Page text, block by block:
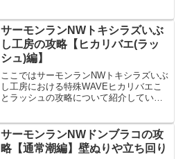
ヒカリバエの集合場所は、船尾側に向い
た時の右側の通路...
サーモンランNWトキシラズいぶ
し工房の攻略【ヒカリバエ(ラッ
シュ)編】
ここではサーモンランNWトキシラズいぶ
し工房における特殊WAVEヒカリバエこ
とラッシュの攻略について紹介していま
サーモンランNWトキシラズいぶし工房ヒ
カリバエ(ラッシュ...
サーモンランNWドンブラコの攻
略【通常潮編】壁ぬりや立ち回り